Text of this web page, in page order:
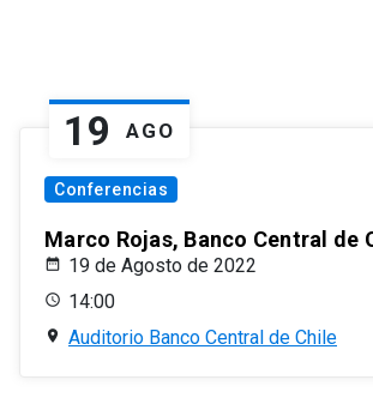
19 AGO
Conferencias
Marco Rojas, Banco Central de
19 de Agosto de 2022
14:00
Auditorio Banco Central de Chile